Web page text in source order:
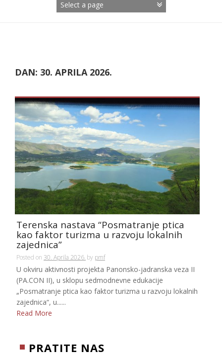
DAN: 30. APRILA 2026.
Terenska nastava “Posmatranje ptica
kao faktor turizma u razvoju lokalnih
zajednica”
Posted on 30. Aprila 2026. by pmf
U okviru aktivnosti projekta Panonsko-jadranska veza II
(PA.CON II), u sklopu sedmodnevne edukacije
„Posmatranje ptica kao faktor turizma u razvoju lokalnih
zajednica“, u......
Read More
PRATITE NAS